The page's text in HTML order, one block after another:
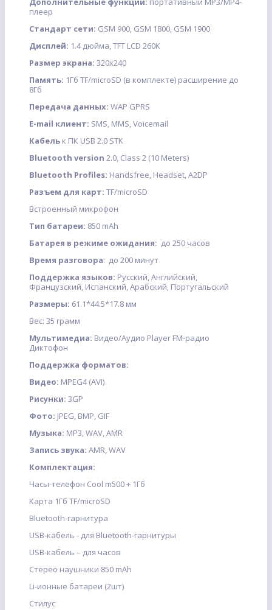
плеер
Стандарт сети: GSM 900, GSM 1800, GSM 1900
Дисплей: 1.4 дюйма, TFT LCD 260K
Размер экрана: 320х240
Память: 1Гб TF/microSD (в комплекте) расширение до
8Гб
Передача данных: WAP GPRS
E-mail клиент: SMS, MMS, Voicemail
Кабель к ПК USB 2.0 STK
Bluetooth version 2.0, Class 2 (10 Meters)
Bluetooth Profiles: Handsfree, Headset, A2DP
Разъем для карт: TF/microSD
Встроенный микрофон
Тип батареи: 850 mAh
Батарея в режиме ожидания: до 250 часов
Время разговора: до 200 минут
Поддержка языков: Русский, Английский,
Французский, Испанский, Арабский, Португальский
Размеры: 61.1*44.5*17.8 мм
Вес: 35 грамм
Мультимедиа: Видео/Аудио Player FM-радио
Диктофон
Поддержка форматов:
Видео: MPEG4 (AVI)
Рисунки: 3GP
Фото: JPEG, BMP, GIF
Музыка: MP3, WAV, AMR
Запись звука: AMR, WAV
Комплектация:
Часы-телефон Cool m500 + 1Гб
Карта 1Гб TF/microSD
Bluetooth-гарнитура
USB-кабель - для Bluetooth-гарнитуры
USB-кабель – для часов
Стерео наушники 850 mAh
Li-ионные батареи (2шт)
Стилус